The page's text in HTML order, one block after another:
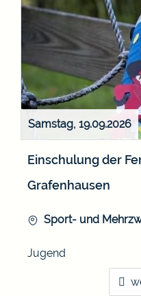
Samstag, 19.09.2026
Einschulung der
Grafenhausen
Sport- und
Jugend